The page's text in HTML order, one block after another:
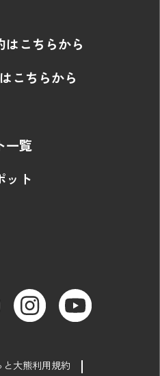
はこちらから
こちらから
一覧
ット
と大熊利用規約